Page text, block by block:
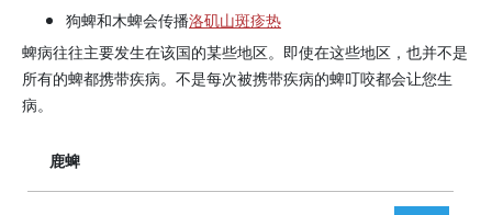
狗蜱和木蜱会传播洛矶山斑疹热
蜱病往往主要发生在该国的某些地区。即使在这些地区，也并不是
所有的蜱都携带疾病。不是每次被携带疾病的蜱叮咬都会让您生
病。
鹿蜱